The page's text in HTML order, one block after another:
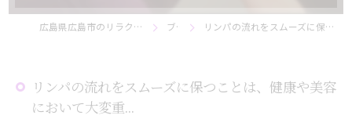
広島県広島市のリラクゼーションなら美骨サロン恵み ブログ リンパの流れをスムーズに保つことは、健康や美容において大変重...
リンパの流れをスムーズに保つことは、健康や美容
において大変重...